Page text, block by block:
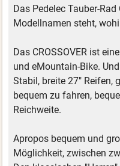
Das Pedelec Tauber-Rad
Modellnamen steht,
Das CROSSOVER ist
und eMountain-Bike.
Stabil, breite 27" Reifen,
bequem zu fahren,
Reichweite.
Apropos bequem und
Möglichkeit, zwischen